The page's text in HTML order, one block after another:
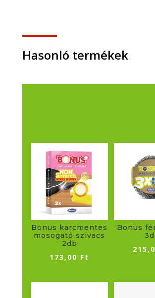
súroló
(több
színben)
Hasonló termékek
Bonus karcmentes
mosogató szivacs
2db
173,00 Ft
Bonus